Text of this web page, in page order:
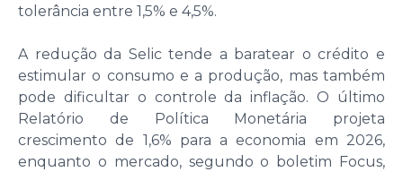
tolerância entre 1,5% e 4,5%.
A redução da Selic tende a baratear o crédito e
estimular o consumo e a produção, mas também
pode dificultar o controle da inflação. O último
Relatório de Política Monetária projeta
crescimento de 1,6% para a economia em 2026,
enquanto o mercado, segundo o boletim Focus,